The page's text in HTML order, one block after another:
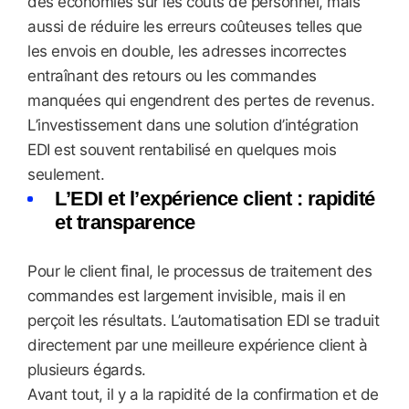
aussi de réduire les erreurs coûteuses telles que
les envois en double, les adresses incorrectes
entraînant des retours ou les commandes
manquées qui engendrent des pertes de revenus.
L’investissement dans une solution d’intégration
EDI est souvent rentabilisé en quelques mois
seulement.
L’EDI et l’expérience client : rapidité
et transparence
Pour le client final, le processus de traitement des
commandes est largement invisible, mais il en
perçoit les résultats. L’automatisation EDI se traduit
directement par une meilleure expérience client à
plusieurs égards.
Avant tout, il y a la rapidité de la confirmation et de